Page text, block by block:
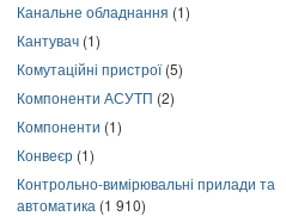
Канальне обладнання (1)
Кантувач (1)
Комутаційні пристрої(5)
Компоненти АСУТП (2)
Компоненти (1)
Конвеєр (1)
Контрольно-вимірювальні прилади та
автоматика (1 910)